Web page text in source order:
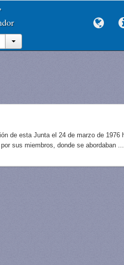
de esta Junta el 24 de marzo de 1976
sus miembros, donde se abordaban ...